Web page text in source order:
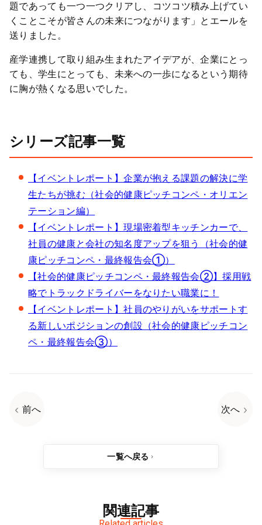
題であっても一つ一つクリアし、コツコツ積み上げてい
くことこそが皆さんの未来につながります」とエールを
送りました。
産学連携して取り組み生まれたアイデアが、企業にとっ
ても、学生にとっても、未来への一歩になるという期待
に胸が熱くなる思いでした。
シリーズ記事一覧
【イベントレポート】企業が抱える課題の解決に学
生たちが挑む（社会的健康ピッチコンペ・オリエン
テーション編）
【イベントレポート】現場密着型キッチンカーで、
社員の健康と会社の知名度アップを狙う（社会的健
康ピッチコンペ・最終報告会①）
【社会的健康ピッチコンペ・最終報告会②】採用戦
略でトラックドライバーをなりたい職業に！
【イベントレポート】社員のやりがいをサポートす
る新しいポジションの創設（社会的健康ピッチコン
ペ・最終報告会③）
前へ 次へ
一覧へ戻る
関連記事